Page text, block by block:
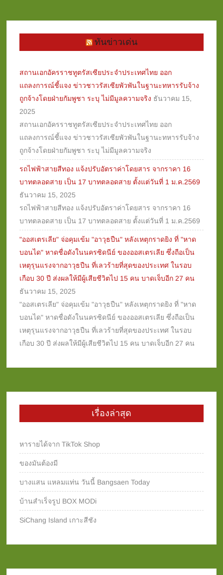
ทันข่าวเด่น
สถานเอกอัครราชทูตรัสเซียประจำประเทศไทย ออก
แถลงการณ์ชี้แจง ข่าวชาวรัสเซียพัวพันในฐานะทหารรับจ้าง
ถูกจ้างโดยฝ่ายกัมพูชา ระบุ ไม่มีมูลความจริง ธันวาคม 15,
2025
สถานเอกอัครราชทูตรัสเซียประจำประเทศไทย ออก
แถลงการณ์ชี้แจง ข่าวชาวรัสเซียพัวพันในฐานะทหารรับจ้าง
ถูกจ้างโดยฝ่ายกัมพูชา ระบุ ไม่มีมูลความจริง
รถไฟฟ้าสายสีทอง แจ้งปรับอัตราค่าโดยสาร จากราคา 16
บาทตลอดสาย เป็น 17 บาทตลอดสาย ตั้งแต่วันที่ 1 ม.ค.2569
ธันวาคม 15, 2025
รถไฟฟ้าสายสีทอง แจ้งปรับอัตราค่าโดยสาร จากราคา 16
บาทตลอดสาย เป็น 17 บาทตลอดสาย ตั้งแต่วันที่ 1 ม.ค.2569
"ออสเตรเลีย" จ่อคุมเข้ม "อาวุธปืน" หลังเหตุกราดยิง ที่ "หาด
บอนได" หาดชื่อดังในนครซิดนีย์ ของออสเตรเลีย ซึ่งถือเป็น
เหตุรุนแรงจากอาวุธปืน ที่เลวร้ายที่สุดของประเทศ ในรอบ
เกือบ 30 ปี ส่งผลให้มีผู้เสียชีวิตไป 15 คน บาดเจ็บอีก 27 คน
ธันวาคม 15, 2025
"ออสเตรเลีย" จ่อคุมเข้ม "อาวุธปืน" หลังเหตุกราดยิง ที่ "หาด
บอนได" หาดชื่อดังในนครซิดนีย์ ของออสเตรเลีย ซึ่งถือเป็น
เหตุรุนแรงจากอาวุธปืน ที่เลวร้ายที่สุดของประเทศ ในรอบ
เกือบ 30 ปี ส่งผลให้มีผู้เสียชีวิตไป 15 คน บาดเจ็บอีก 27 คน
เรื่องล่าสุด
หารายได้จาก TikTok Shop
ของมันต้องมี
บางแสน แหลมแท่น วันนี้ Bangsaen Today
บ้านสำเร็จรูป BOX MODi
SiChang Island เกาะสีชัง